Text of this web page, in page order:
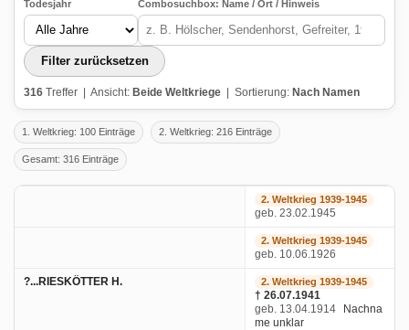
Todesjahr Combosuchbox: Name / Ort / Hinweis
Filter zurücksetzen
316 Treffer | Ansicht: Beide Weltkriege | Sortierung: Nach Namen
1. Weltkrieg: 100 Einträge 2. Weltkrieg: 216 Einträge
Gesamt: 316 Einträge
2. Weltkrieg 1939-1945
geb. 23.02.1945
2. Weltkrieg 1939-1945
geb. 10.06.1926
?...RIESKÖTTER H. 2. Weltkrieg 1939-1945
† 26.07.1941
geb. 13.04.1914
Nachna
me unklar